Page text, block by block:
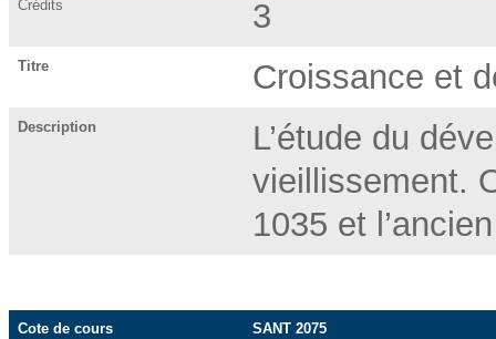
Crédits 3
Titre Croissance et
Description
L’étude du
vieillissement.
1035 et
Cote de cours SANT 2075